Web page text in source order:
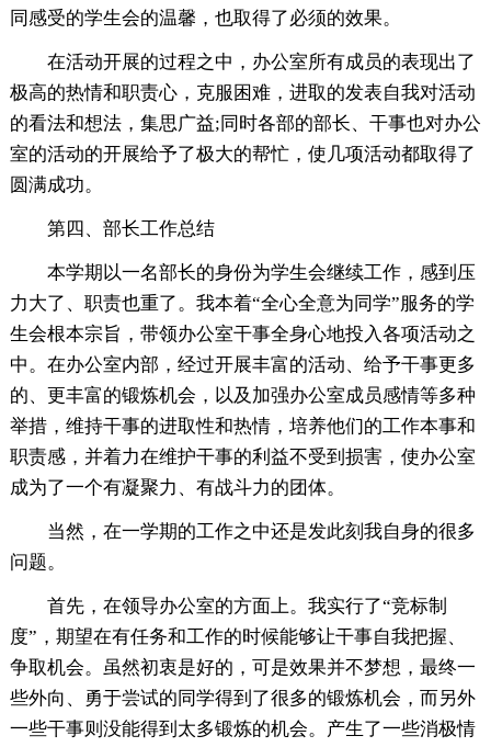
同感受的学生会的温馨，也取得了必须的效果。
在活动开展的过程之中，办公室所有成员的表现出了
极高的热情和职责心，克服困难，进取的发表自我对活动
的看法和想法，集思广益;同时各部的部长、干事也对办公
室的活动的开展给予了极大的帮忙，使几项活动都取得了
圆满成功。
第四、部长工作总结
本学期以一名部长的身份为学生会继续工作，感到压
力大了、职责也重了。我本着“全心全意为同学”服务的学
生会根本宗旨，带领办公室干事全身心地投入各项活动之
中。在办公室内部，经过开展丰富的活动、给予干事更多
的、更丰富的锻炼机会，以及加强办公室成员感情等多种
举措，维持干事的进取性和热情，培养他们的工作本事和
职责感，并着力在维护干事的利益不受到损害，使办公室
成为了一个有凝聚力、有战斗力的团体。
当然，在一学期的工作之中还是发此刻我自身的很多
问题。
首先，在领导办公室的方面上。我实行了“竞标制
度”，期望在有任务和工作的时候能够让干事自我把握、
争取机会。虽然初衷是好的，可是效果并不梦想，最终一
些外向、勇于尝试的同学得到了很多的锻炼机会，而另外
一些干事则没能得到太多锻炼的机会。产生了一些消极情